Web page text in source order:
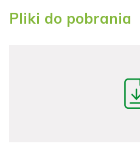
Pliki do pobrania